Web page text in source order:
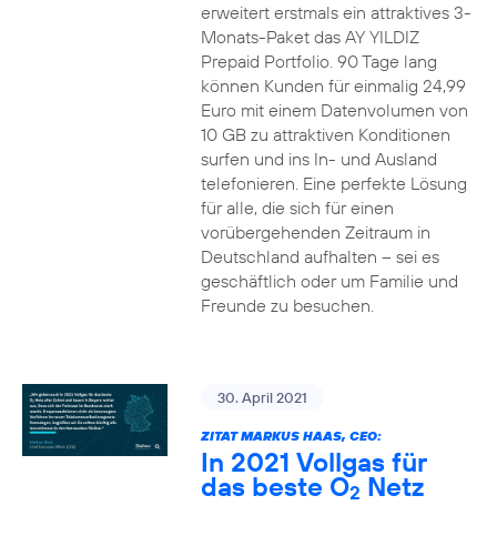
erweitert erstmals ein attraktives 3-
Monats-Paket das AY YILDIZ
Prepaid Portfolio. 90 Tage lang
können Kunden für einmalig 24,99
Euro mit einem Datenvolumen von
10 GB zu attraktiven Konditionen
surfen und ins In- und Ausland
telefonieren. Eine perfekte Lösung
für alle, die sich für einen
vorübergehenden Zeitraum in
Deutschland aufhalten – sei es
geschäftlich oder um Familie und
Freunde zu besuchen.
30. April 2021
ZITAT MARKUS HAAS, CEO:
In 2021 Vollgas für
das beste O2 Netz